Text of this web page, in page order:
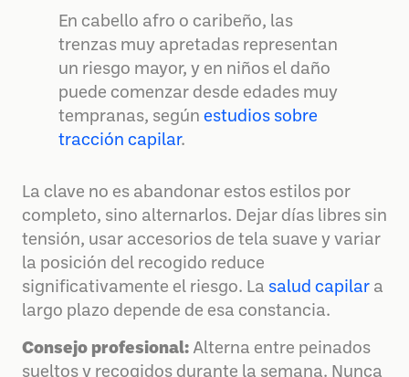
En cabello afro o caribeño, las
trenzas muy apretadas representan
un riesgo mayor, y en niños el daño
puede comenzar desde edades muy
tempranas, según estudios sobre
tracción capilar.
La clave no es abandonar estos estilos por
completo, sino alternarlos. Dejar días libres sin
tensión, usar accesorios de tela suave y variar
la posición del recogido reduce
significativamente el riesgo. La salud capilar a
largo plazo depende de esa constancia.
Consejo profesional: Alterna entre peinados
sueltos y recogidos durante la semana. Nunca